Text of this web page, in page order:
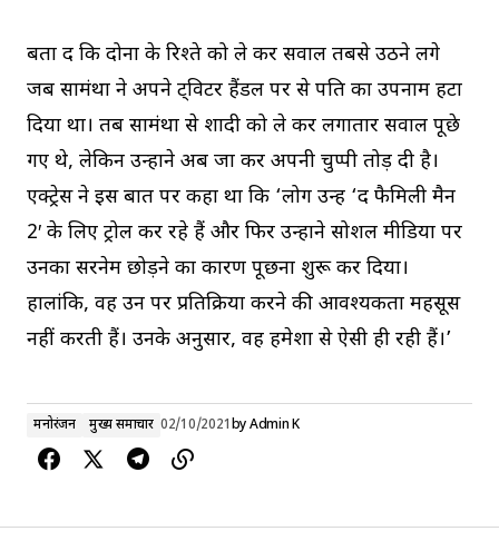
बता दें कि दोनों के रिश्ते को ले कर सवाल तबसे उठने लगे
जब सामंथा ने अपने ट्विटर हैंडल पर से पति का उपनाम हटा
दिया था। तब सामंथा से शादी को ले कर लगातार सवाल पूछे
गए थे, लेकिन उन्होंने अब जा कर अपनी चुप्पी तोड़ दी है।
एक्ट्रेस ने इस बात पर कहा था कि ‘लोग उन्हें ‘द फैमिली मैन
2′ के लिए ट्रोल कर रहे हैं और फिर उन्होंने सोशल मीडिया पर
उनका सरनेम छोड़ने का कारण पूछना शुरू कर दिया।
हालांकि, वह उन पर प्रतिक्रिया करने की आवश्यकता महसूस
नहीं करती हैं। उनके अनुसार, वह हमेशा से ऐसी ही रही हैं।’
मनोरंजन मुख्य समाचार 02/10/2021byAdmin K